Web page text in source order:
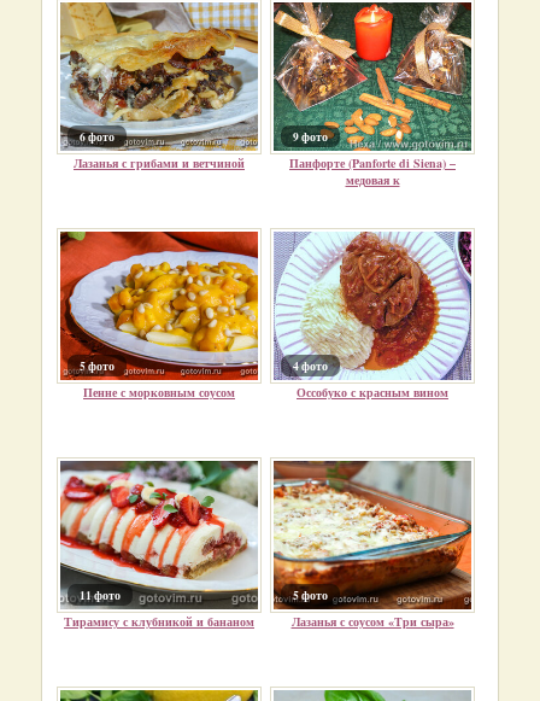
6 фото
Лазанья с грибами и ветчиной
9 фото
Панфорте (Panforte di Siena) –
медовая к
5 фото
Пенне с морковным соусом
4 фото
Оссобуко с красным вином
11 фото
Тирамису с клубникой и бананом
5 фото
Лазанья с соусом «Tри сыра»